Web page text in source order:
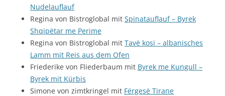
Nudelauflauf
Regina von Bistroglobal mit Spinatauflauf – Byrek
Shqipëtar me Perime
Regina von Bistroglobal mit Tavë kosi – albanisches
Lamm mit Reis aus dem Ofen
Friederike von Fliederbaum mit Byrek me Kungull –
Byrek mit Kürbis
Simone von zimtkringel mit Fërgesë Tirane